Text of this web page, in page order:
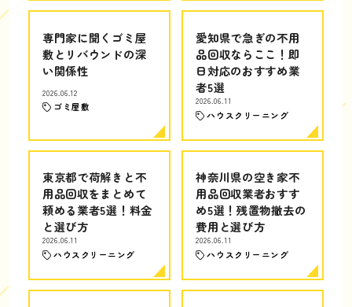
専門家に聞くゴミ屋
敷とリバウンドの深
い関係性
2026.06.12
ゴミ屋敷
愛知県で急ぎの不用
品回収ならここ！即
日対応のおすすめ業
者5選
2026.06.11
ハウスクリーニング
東京都で荷解きと不
用品回収をまとめて
頼める業者5選！料金
と選び方
2026.06.11
ハウスクリーニング
神奈川県の空き家不
用品回収業者おすす
め5選！残置物撤去の
費用と選び方
2026.06.11
ハウスクリーニング